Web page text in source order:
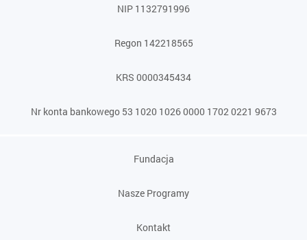
NIP 1132791996
Regon 142218565
KRS 0000345434
Nr konta bankowego 53 1020 1026 0000 1702 0221 9673
Fundacja
Nasze Programy
Kontakt